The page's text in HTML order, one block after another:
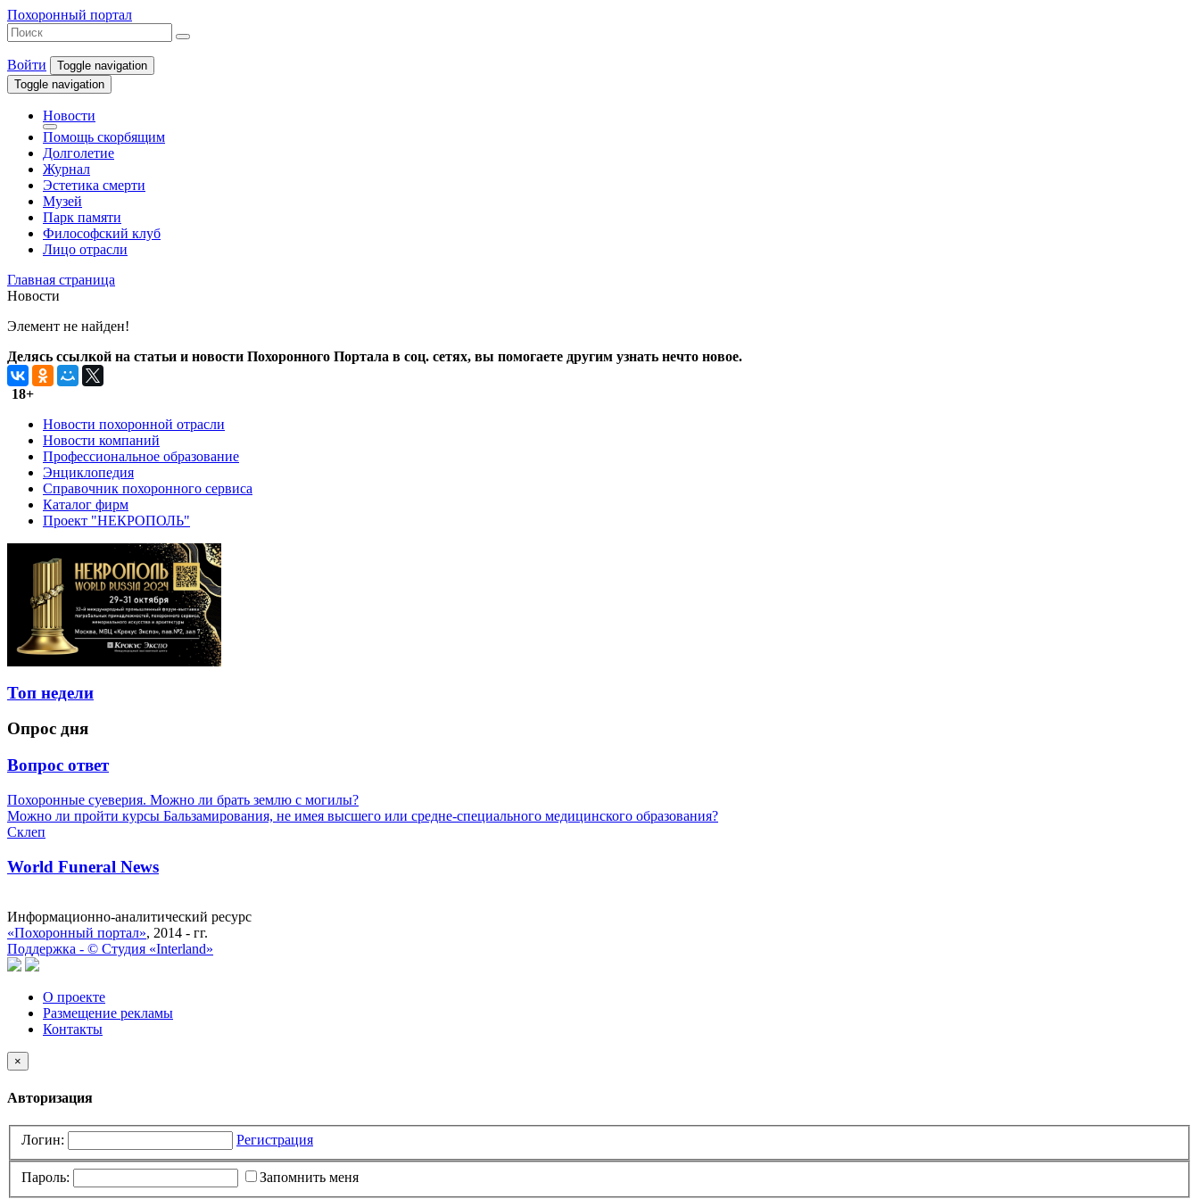
Похоронный портал
Войти
Toggle navigation
Toggle navigation
Новости
Помощь скорбящим
Долголетие
Журнал
Эстетика смерти
Музей
Парк памяти
Философский клуб
Лицо отрасли
Главная страница
Новости
Элемент не найден!
Делясь ссылкой на статьи и новости Похоронного Портала в соц. сетях, вы помогаете другим узнать нечто новое.
18+
Новости похоронной отрасли
Новости компаний
Профессиональное образование
Энциклопедия
Справочник похоронного сервиса
Каталог фирм
Проект "НЕКРОПОЛЬ"
Топ недели
Опрос дня
Вопрос ответ
Похоронные суеверия. Можно ли брать землю с могилы?
Можно ли пройти курсы Бальзамирования, не имея высшего или средне-специального медицинского образования?
Склеп
World Funeral News
Информационно-аналитический ресурс
«Похоронный портал», 2014 - гг.
Поддержка - © Cтудия «Interland»
О проекте
Размещение рекламы
Контакты
×
Авторизация
Логин: Регистрация
Пароль:
Запомнить меня